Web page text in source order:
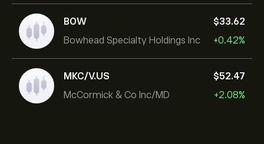
BOW
Bowhead Specialty Holdings Inc
‎$‎33.62
+0.42%
MKC/V.US
McCormick & Co Inc/MD
‎$‎52.47
+2.08%